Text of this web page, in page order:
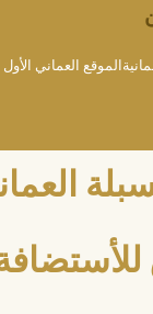
العماني الأول